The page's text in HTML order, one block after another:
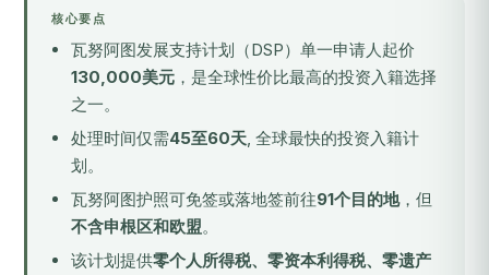
核心要点
瓦努阿图发展支持计划（DSP）单一申请人起价
130,000美元 ，是全球性价比最高的投资入籍选择
之一。
处理时间仅需45至60天, 全球最快的投资入籍计
划。
瓦努阿图护照可免签或落地签前往91个目的地，但
不含申根区和欧盟。
该计划提供零个人所得税、零资本利得税、零遗产